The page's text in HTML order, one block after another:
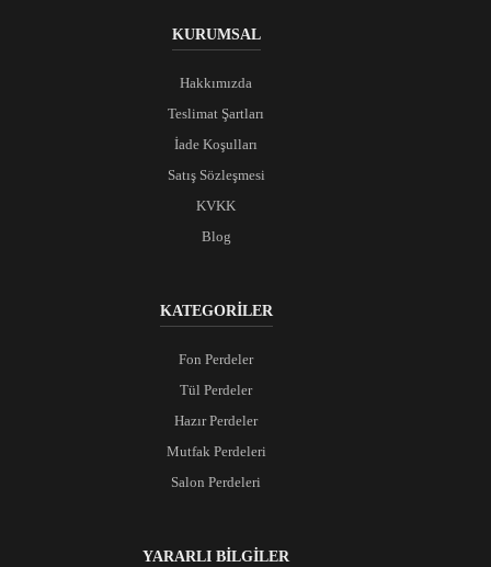
KURUMSAL
Hakkımızda
Teslimat Şartları
İade Koşulları
Satış Sözleşmesi
KVKK
Blog
KATEGORİLER
Fon Perdeler
Tül Perdeler
Hazır Perdeler
Mutfak Perdeleri
Salon Perdeleri
YARARLI BİLGİLER